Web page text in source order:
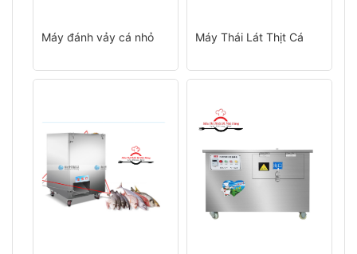
Máy đánh vảy cá nhỏ Máy Thái Lát Thịt Cá